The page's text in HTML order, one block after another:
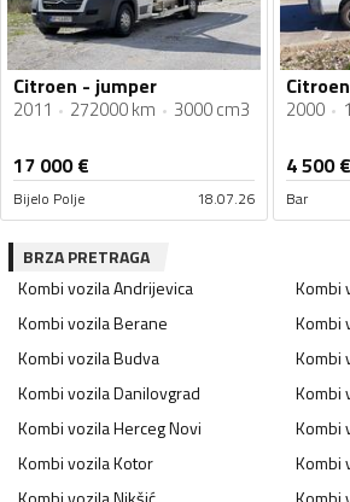
Citroen - jumper
2011 272000 km 3000 cm3
17 000€
Bijelo Polje 18.07.26
2000
4 500€
Bar
BRZA PRETRAGA
Kombi vozilaAndrijevica Kombi
Kombi vozilaBerane Kombi
Kombi vozilaBudva Kombi
Kombi vozilaDanilovgrad Kombi
Kombi vozilaHerceg Novi Kombi
Kombi vozilaKotor Kombi